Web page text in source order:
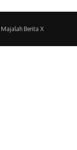
Majalah Berita X